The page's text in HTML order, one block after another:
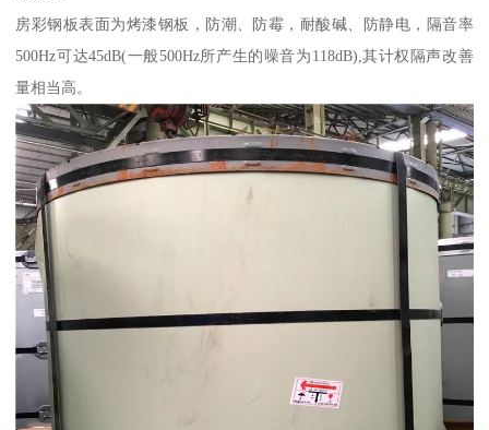
房彩钢板表面为烤漆钢板，防潮、防霉，耐酸碱、防静电，隔音率
500Hz可达45dB(一般500Hz所产生的噪音为118dB),其计权隔声改善
量相当高。